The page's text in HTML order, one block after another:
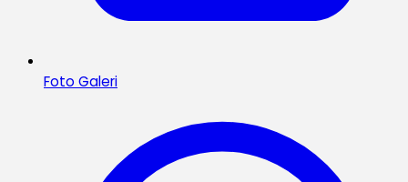
Foto Galeri